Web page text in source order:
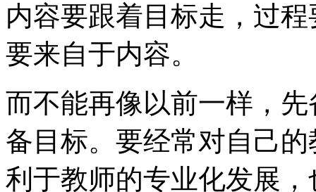
内容要跟着目标走，过
要来自于内容。
而不能再像以前一样，
备目标。要经常对自己
利于教师的专业化发展